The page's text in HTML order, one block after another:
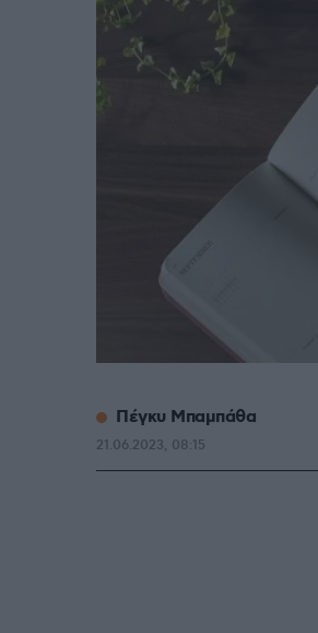
Πέγκυ Μπαμπάθα
21.06.2023, 08:15